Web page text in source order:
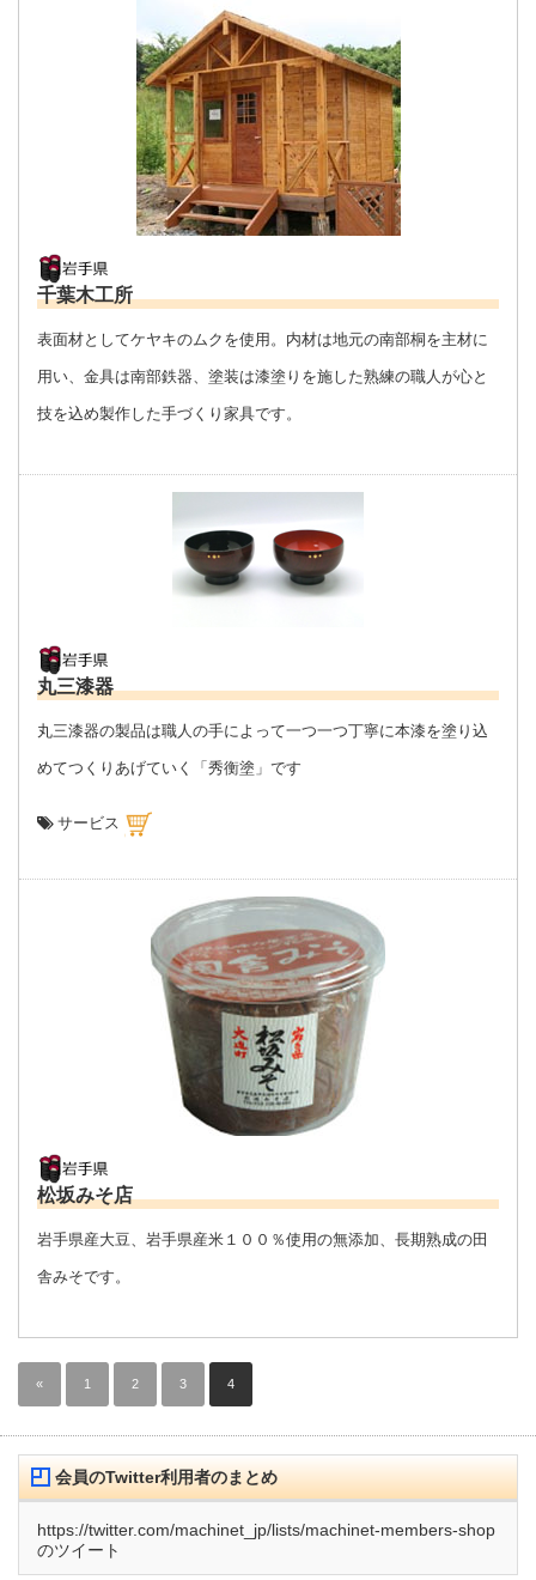
千葉木工所
表面材としてケヤキのムクを使用。内材は地元の南部桐を主材に
用い、金具は南部鉄器、塗装は漆塗りを施した熟練の職人が心と
技を込め製作した手づくり家具です。
丸三漆器
丸三漆器の製品は職人の手によって一つ一つ丁寧に本漆を塗り込
めてつくりあげていく「秀衡塗」です
サービス
松坂みそ店
岩手県産大豆、岩手県産米１００％使用の無添加、長期熟成の田
舎みそです。
« 1 2 3 4
会員のTwitter利用者のまとめ
https://twitter.com/machinet_jp/lists/machinet-members-shop
のツイート